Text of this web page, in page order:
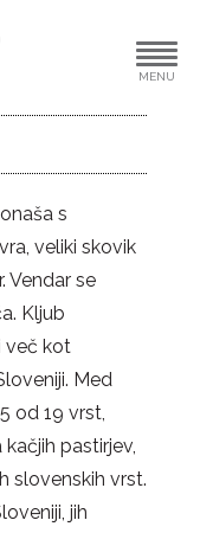
MENU
s
veliki skovik
Vendar se
Kljub
več kot
Med
od 19 vrst,
pastirjev,
slovenskih vrst.
jih